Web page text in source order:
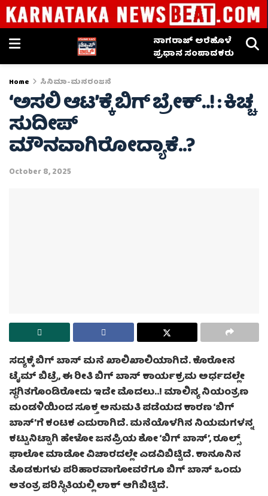
ನಾಗರಾಜ್ ಅರೆಹೊಳೆ
ಪ್ರಧಾನ ಸಂಪಾದಕರು
Home ಸಿನಿಮಾ-ಮನರಂಜನೆ
‘ಅಸಲಿ ಆಟ’ಕ್ಕೆ ಬಿಗ್ ಬ್ರೇಕ್..! : ಕಿಚ್ಚ
ಸುದೀಪ್
ಮೌನವಾಗಿರೋದ್ಯಾಕೆ..?
October 8, 2025
ಸದ್ಯಕ್ಕೆ ಬಿಗ್ ಬಾಸ್ ಮನೆ ಖಾಲಿಖಾಲಿಯಾಗಿದೆ. ಕೊರೋನ
ಟೈಮ್ ಬಿಟ್ರೆ, ಈ ರೀತಿ ಬಿಗ್ ಬಾಸ್ ಕಾರ್ಯಕ್ರಮ ಅರ್ಧದಲ್ಲೇ
ಸ್ಥಗಿತಗೊಂಡಿರೋದು ಇದೇ ಮೊದಲು..! ಮಾಲಿನ್ಯ ನಿಯಂತ್ರಣ
ಮಂಡಳಿಯಿಂದ ಸೂಕ್ತ ಅನುಮತಿ ಪಡೆಯದ ಕಾರಣ ‘ಬಿಗ್
ಬಾಸ್’ಗೆ ಕಂಟಕ ಎದುರಾಗಿದೆ. ಮನೆಯೊಳಗಿನ ನಿಯಮಗಳನ್ನ
ಕಟ್ಟುನಿಟ್ಟಾಗಿ ಹೇಳೋ ಜನಪ್ರಿಯ ಶೋ ‘ಬಿಗ್ ಬಾಸ್’, ರೂಲ್ಸ್
ಫಾಲೋ ಮಾಡೋ ವಿಚಾರದಲ್ಲೇ ಎಡವಿಬಿಟ್ಟಿದೆ. ಕಾನೂನಿನ
ತೊಡಕುಗಳು ಪರಿಹಾರವಾಗೋವರೆಗೂ ಬಿಗ್ ಬಾಸ್ ಒಂದು
ಅತಂತ್ರ ಪರಿಸ್ಥಿತಿಯಲ್ಲಿ ಲಾಕ್ ಆಗಿಬಿಟ್ಟಿದೆ.